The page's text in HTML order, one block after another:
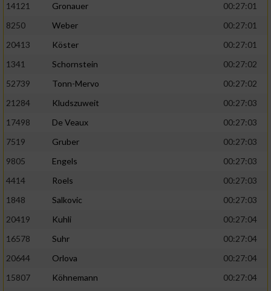
14121
Gronauer
00:27:01
8250
Weber
00:27:01
20413
Köster
00:27:01
1341
Schornstein
00:27:02
52739
Tonn-Mervo
00:27:02
21284
Kludszuweit
00:27:03
17498
De Veaux
00:27:03
7519
Gruber
00:27:03
9805
Engels
00:27:03
4414
Roels
00:27:03
1848
Salkovic
00:27:03
20419
Kuhli
00:27:04
16578
Suhr
00:27:04
20644
Orlova
00:27:04
15807
Köhnemann
00:27:04